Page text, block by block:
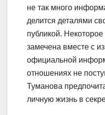
не так много
делится деталями
публикой.
замечена вместе с
официальной
отношениях не
Туманова
личную жизнь в